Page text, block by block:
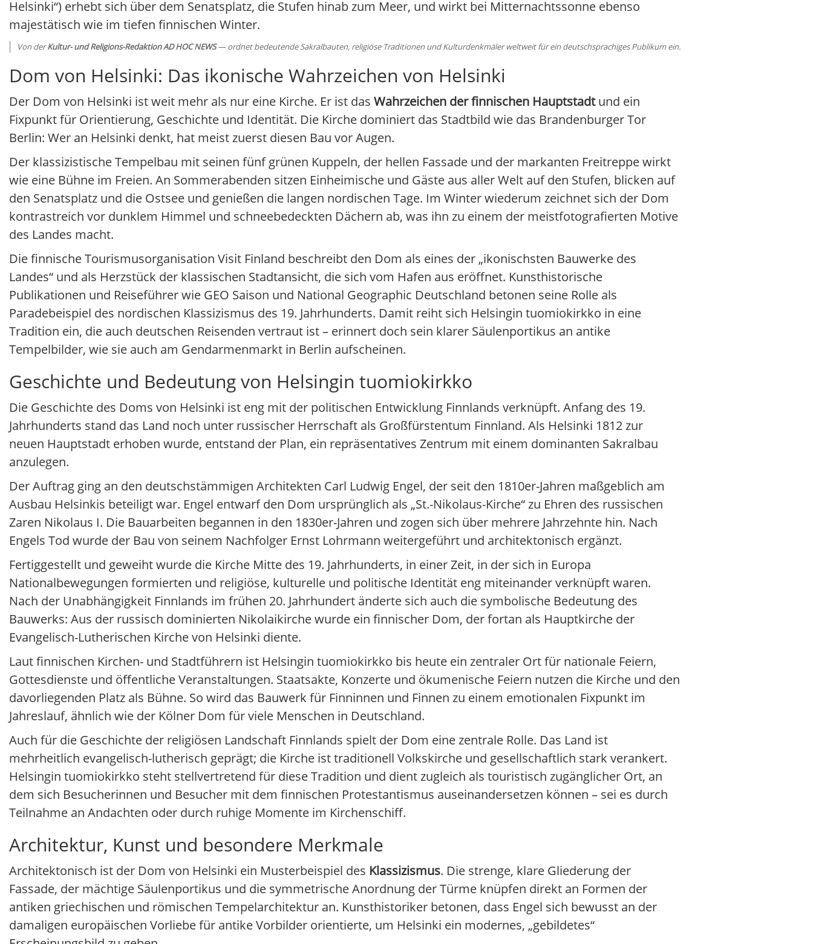
Helsinki“) erhebt sich über dem Senatsplatz, die Stufen hinab zum Meer, und wirkt bei Mitternachtssonne ebenso
majestätisch wie im tiefen finnischen Winter.
Von derKultur- und Religions-Redaktion AD HOC NEWS— ordnet bedeutende Sakralbauten, religiöse Traditionen und Kulturdenkmäler weltweit für ein deutschsprachiges Publikum ein.
Dom von Helsinki: Das ikonische Wahrzeichen von Helsinki
Der Dom von Helsinki ist weit mehr als nur eine Kirche. Er ist das Wahrzeichen der finnischen Hauptstadtund ein
Fixpunkt für Orientierung, Geschichte und Identität. Die Kirche dominiert das Stadtbild wie das Brandenburger Tor
Berlin: Wer an Helsinki denkt, hat meist zuerst diesen Bau vor Augen.
Der klassizistische Tempelbau mit seinen fünf grünen Kuppeln, der hellen Fassade und der markanten Freitreppe wirkt
wie eine Bühne im Freien. An Sommerabenden sitzen Einheimische und Gäste aus aller Welt auf den Stufen, blicken auf
den Senatsplatz und die Ostsee und genießen die langen nordischen Tage. Im Winter wiederum zeichnet sich der Dom
kontrastreich vor dunklem Himmel und schneebedeckten Dächern ab, was ihn zu einem der meistfotografierten Motive
des Landes macht.
Die finnische Tourismusorganisation Visit Finland beschreibt den Dom als eines der „ikonischsten Bauwerke des
Landes“ und als Herzstück der klassischen Stadtansicht, die sich vom Hafen aus eröffnet. Kunsthistorische
Publikationen und Reiseführer wie GEO Saison und National Geographic Deutschland betonen seine Rolle als
Paradebeispiel des nordischen Klassizismus des 19. Jahrhunderts. Damit reiht sich Helsingin tuomiokirkko in eine
Tradition ein, die auch deutschen Reisenden vertraut ist – erinnert doch sein klarer Säulenportikus an antike
Tempelbilder, wie sie auch am Gendarmenmarkt in Berlin aufscheinen.
Geschichte und Bedeutung von Helsingin tuomiokirkko
Die Geschichte des Doms von Helsinki ist eng mit der politischen Entwicklung Finnlands verknüpft. Anfang des 19.
Jahrhunderts stand das Land noch unter russischer Herrschaft als Großfürstentum Finnland. Als Helsinki 1812 zur
neuen Hauptstadt erhoben wurde, entstand der Plan, ein repräsentatives Zentrum mit einem dominanten Sakralbau
anzulegen.
Der Auftrag ging an den deutschstämmigen Architekten Carl Ludwig Engel, der seit den 1810er-Jahren maßgeblich am
Ausbau Helsinkis beteiligt war. Engel entwarf den Dom ursprünglich als „St.-Nikolaus-Kirche“ zu Ehren des russischen
Zaren Nikolaus I. Die Bauarbeiten begannen in den 1830er-Jahren und zogen sich über mehrere Jahrzehnte hin. Nach
Engels Tod wurde der Bau von seinem Nachfolger Ernst Lohrmann weitergeführt und architektonisch ergänzt.
Fertiggestellt und geweiht wurde die Kirche Mitte des 19. Jahrhunderts, in einer Zeit, in der sich in Europa
Nationalbewegungen formierten und religiöse, kulturelle und politische Identität eng miteinander verknüpft waren.
Nach der Unabhängigkeit Finnlands im frühen 20. Jahrhundert änderte sich auch die symbolische Bedeutung des
Bauwerks: Aus der russisch dominierten Nikolaikirche wurde ein finnischer Dom, der fortan als Hauptkirche der
Evangelisch-Lutherischen Kirche von Helsinki diente.
Laut finnischen Kirchen- und Stadtführern ist Helsingin tuomiokirkko bis heute ein zentraler Ort für nationale Feiern,
Gottesdienste und öffentliche Veranstaltungen. Staatsakte, Konzerte und ökumenische Feiern nutzen die Kirche und den
davorliegenden Platz als Bühne. So wird das Bauwerk für Finninnen und Finnen zu einem emotionalen Fixpunkt im
Jahreslauf, ähnlich wie der Kölner Dom für viele Menschen in Deutschland.
Auch für die Geschichte der religiösen Landschaft Finnlands spielt der Dom eine zentrale Rolle. Das Land ist
mehrheitlich evangelisch-lutherisch geprägt; die Kirche ist traditionell Volkskirche und gesellschaftlich stark verankert.
Helsingin tuomiokirkko steht stellvertretend für diese Tradition und dient zugleich als touristisch zugänglicher Ort, an
dem sich Besucherinnen und Besucher mit dem finnischen Protestantismus auseinandersetzen können – sei es durch
Teilnahme an Andachten oder durch ruhige Momente im Kirchenschiff.
Architektur, Kunst und besondere Merkmale
Architektonisch ist der Dom von Helsinki ein Musterbeispiel des Klassizismus. Die strenge, klare Gliederung der
Fassade, der mächtige Säulenportikus und die symmetrische Anordnung der Türme knüpfen direkt an Formen der
antiken griechischen und römischen Tempelarchitektur an. Kunsthistoriker betonen, dass Engel sich bewusst an der
damaligen europäischen Vorliebe für antike Vorbilder orientierte, um Helsinki ein modernes, „gebildetes“